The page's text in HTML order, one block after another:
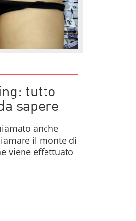
tutto
sapere
anche
il monte di
viene effettuato